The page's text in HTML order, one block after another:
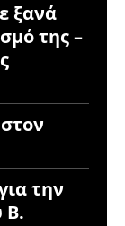
ξανά
της –
την
Β.